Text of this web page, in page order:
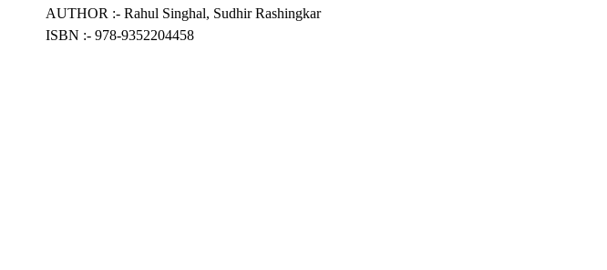
AUTHOR :- Rahul Singhal, Sudhir Rashingkar
ISBN :- 978-9352204458